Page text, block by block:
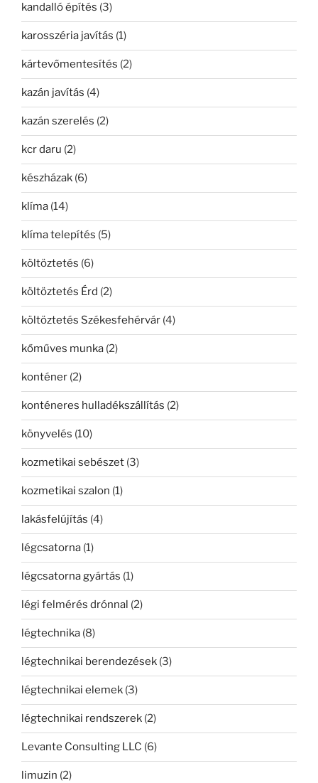
kandalló építés (3)
karosszéria javítás (1)
kártevőmentesítés (2)
kazán javítás (4)
kazán szerelés (2)
kcr daru (2)
készházak (6)
klíma (14)
klíma telepítés (5)
költöztetés (6)
költöztetés Érd (2)
költöztetés Székesfehérvár (4)
kőműves munka (2)
konténer (2)
konténeres hulladékszállítás (2)
könyvelés (10)
kozmetikai sebészet (3)
kozmetikai szalon (1)
lakásfelújítás (4)
légcsatorna (1)
légcsatorna gyártás (1)
légi felmérés drónnal (2)
légtechnika (8)
légtechnikai berendezések (3)
légtechnikai elemek (3)
légtechnikai rendszerek (2)
Levante Consulting LLC (6)
limuzin (2)